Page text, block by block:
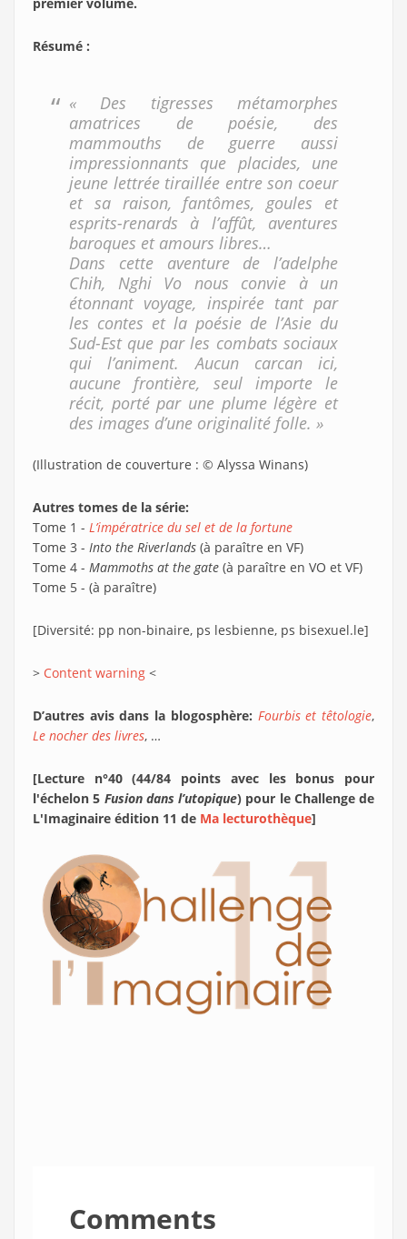
Résumé :
« Des tigresses métamorphes
amatrices de poésie, des
mammouths de guerre aussi
impressionnants que placides, une
jeune lettrée tiraillée entre son coeur
et sa raison, fantômes, goules et
esprits-renards à l’affût, aventures
baroques et amours libres…
Dans cette aventure de l’adelphe
Chih, Nghi Vo nous convie à un
étonnant voyage, inspirée tant par
les contes et la poésie de l’Asie du
Sud-Est que par les combats sociaux
qui l’animent. Aucun carcan ici,
aucune frontière, seul importe le
récit, porté par une plume légère et
des images d’une originalité folle. »
(Illustration de couverture : © Alyssa Winans)
Autres tomes de la série:
Tome 1 - L’impératrice du sel et de la fortune
Tome 3 - Into the Riverlands (à paraître en VF)
Tome 4 - Mammoths at the gate (à paraître en VO et VF)
Tome 5 - (à paraître)
[Diversité: pp non-binaire, ps lesbienne, ps bisexuel.le]
> Content warning <
D’autres avis dans la blogosphère: Fourbis et têtologie,
Le nocher des livres, …
[Lecture n°40 (44/84 points avec les bonus pour
l'échelon 5 Fusion dans l’utopique) pour le Challenge de
L'Imaginaire édition 11 de Ma lecturothèque]
Comments